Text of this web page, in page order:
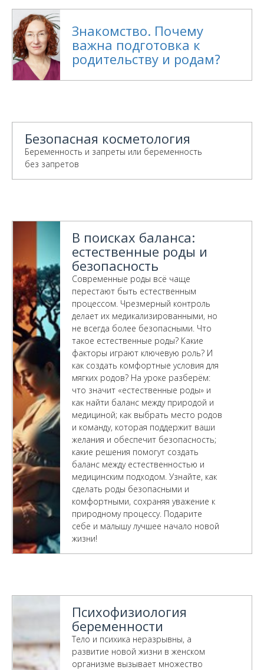
Знакомство. Почему
важна подготовка к
родительству и родам?
Безопасная косметология
Беременность и запреты или беременность
без запретов
В поисках баланса:
естественные роды и
безопасность
Современные роды всё чаще
перестают быть естественным
процессом. Чрезмерный контроль
делает их медикализированными, но
не всегда более безопасными. Что
такое естественные роды? Какие
факторы играют ключевую роль? И
как создать комфортные условия для
мягких родов? На уроке разберём:
что значит «естественные роды» и
как найти баланс между природой и
медициной; как выбрать место родов
и команду, которая поддержит ваши
желания и обеспечит безопасность;
какие решения помогут создать
баланс между естественностью и
медицинским подходом. Узнайте, как
сделать роды безопасными и
комфортными, сохраняя уважение к
природному процессу. Подарите
себе и малышу лучшее начало новой
жизни!
Психофизиология
беременности
Тело и психика неразрывны, а
развитие новой жизни в женском
организме вызывает множество